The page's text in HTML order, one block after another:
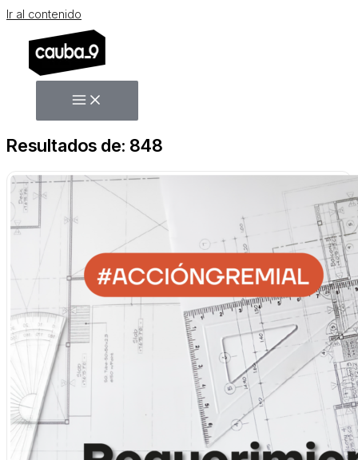
Ir al contenido
Resultados de: 848